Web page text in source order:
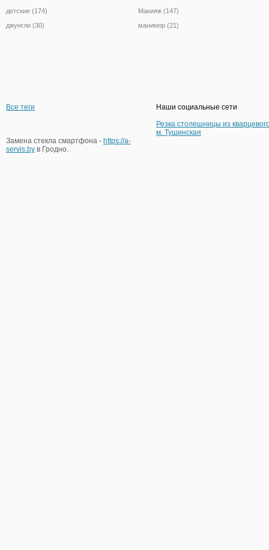
детские (174)
джунгли (30)
Макияж (147)
маникюр (21)
Все теги
Наши социальные сети
Резка столешницы из
м. Тушинская
Замена стекла смартфона - https://a-
servis.by в Гродно.